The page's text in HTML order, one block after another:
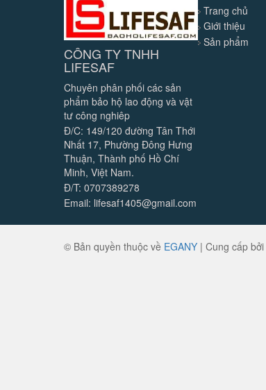
CÔNG TY TNHH
LIFESAF
Chuyên phân phối các sản
phẩm bảo hộ lao động và vật
tư công nghiêp
Đ/C: 149/120 đường Tân Thới
Nhất 17, Phường Đông Hưng
Thuận, Thành phố Hồ Chí
Minh, Việt Nam.
Đ/T: 0707389278
Email: lifesaf1405@gmail.com
Trang chủ
Giới thiệu
Sản phẩm
© Bản quyền thuộc về EGANY | Cung cấp bởi